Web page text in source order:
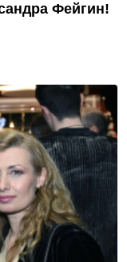
Фейгин!